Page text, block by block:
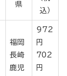
県
込）
福岡
長崎
鹿児
972
円
702
円